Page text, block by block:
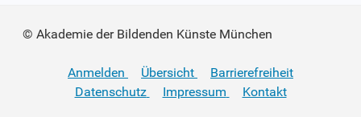
© Akademie der Bildenden Künste München
Anmelden Übersicht
Barrierefreiheit
Datenschutz
Impressum Kontakt